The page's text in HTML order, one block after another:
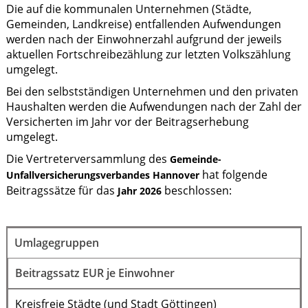
Die auf die kommunalen Unternehmen (Städte,
Gemeinden, Landkreise) entfallenden Aufwendungen
werden nach der Einwohnerzahl aufgrund der jeweils
aktuellen Fortschreibezählung zur letzten Volkszählung
umgelegt.
Bei den selbstständigen Unternehmen und den privaten
Haushalten werden die Aufwendungen nach der Zahl der
Versicherten im Jahr vor der Beitragserhebung
umgelegt.
Die Vertreterversammlung des Gemeinde-
Unfallversicherungsverbandes Hannoverhat folgende
Beitragssätze für das Jahr 2026beschlossen:
Umlagegruppen
Beitragssatz EUR je Einwohner
Kreisfreie Städte (und Stadt Göttingen)